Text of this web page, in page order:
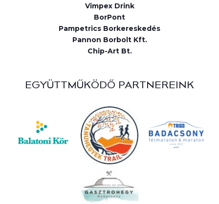
Vimpex Drink
BorPont
Pampetrics Borkereskedés
Pannon Borbolt Kft.
Chip-Art Bt.
EGYÜTTMŰKÖDŐ PARTNEREINK